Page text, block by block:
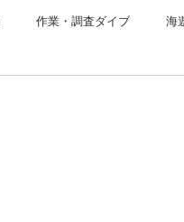
作業・調査ダイブ 海